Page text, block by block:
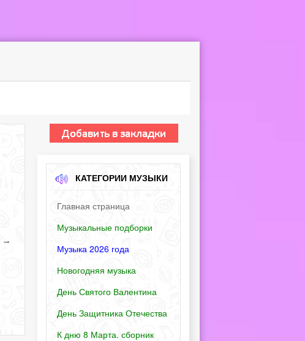
→
КАТЕГОРИИ МУЗЫКИ
Главная страница
Музыкальные подборки
Музыка 2026 года
Новогодняя музыка
День Святого Валентина
День Защитника Отечества
К дню 8 Марта. сборник